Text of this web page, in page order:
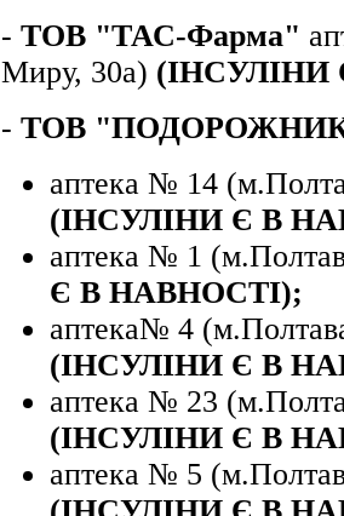
- ТОВ "ТАС-Фарма"
Миру, 30а) (ІНСУЛІНИ
- ТОВ
аптека № 14
(ІНСУЛІНИ Є В
аптека № 1
Є В НАВНОСТІ);
аптека№ 4
(ІНСУЛІНИ Є В
аптека № 23
(ІНСУЛІНИ Є В
аптека № 5